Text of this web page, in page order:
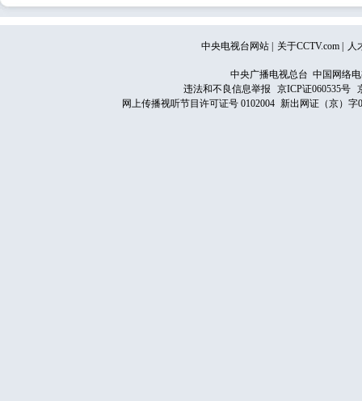
中央电视台网站 关于CCTV.com 人
中央广播电视总台 中国网络
违法和不良信息举报
京ICP证060535号
网上传播视听节目许可证号 0102004 新出网证（京）